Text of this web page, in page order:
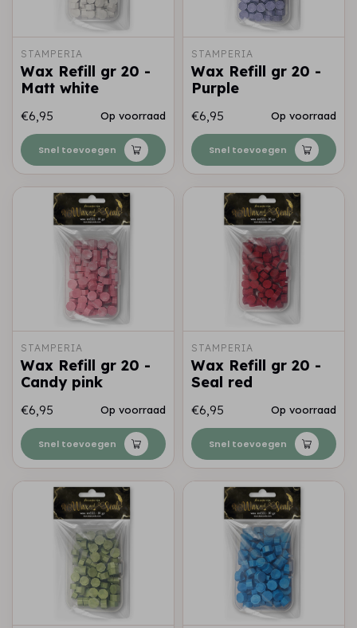
STAMPERIA
Wax Refill gr 20 -
Matt white
€6,95 Op voorraad
Snel toevoegen
STAMPERIA
Wax Refill gr 20 -
Purple
€6,95 Op voorraad
Snel toevoegen
STAMPERIA
Wax Refill gr 20 -
Candy pink
€6,95 Op voorraad
Snel toevoegen
STAMPERIA
Wax Refill gr 20 -
Seal red
€6,95 Op voorraad
Snel toevoegen